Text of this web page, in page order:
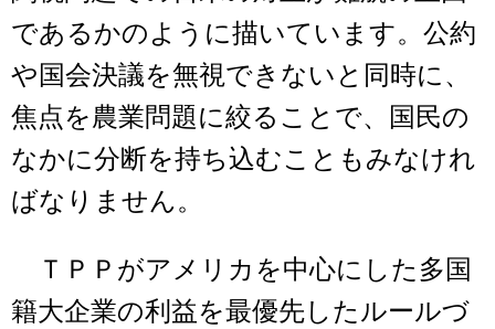
であるかのように描いています。公約
や国会決議を無視できないと同時に、
焦点を農業問題に絞ることで、国民の
なかに分断を持ち込むこともみなけれ
ばなりません。
ＴＰＰがアメリカを中心にした多国
籍大企業の利益を最優先したルールづ